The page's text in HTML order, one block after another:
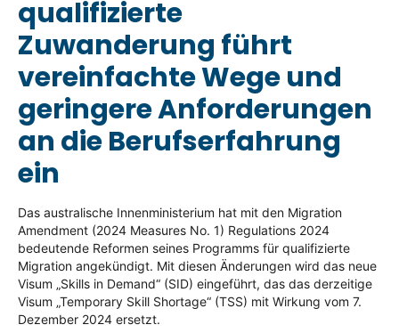
qualifizierte
Zuwanderung führt
vereinfachte Wege und
geringere Anforderungen
an die Berufserfahrung
ein
Das australische Innenministerium hat mit den Migration
Amendment (2024 Measures No. 1) Regulations 2024
bedeutende Reformen seines Programms für qualifizierte
Migration angekündigt. Mit diesen Änderungen wird das neue
Visum „Skills in Demand“ (SID) eingeführt, das das derzeitige
Visum „Temporary Skill Shortage“ (TSS) mit Wirkung vom 7.
Dezember 2024 ersetzt.